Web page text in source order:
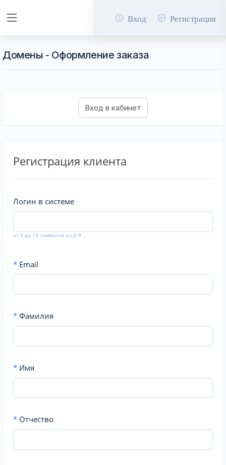
Вход Регистрация
Домены - Оформление заказа
Регистрация клиента
Логин в системе
от 3 до 13 символов a-z,0-9
* Email
* Фамилия
* Имя
* Отчество